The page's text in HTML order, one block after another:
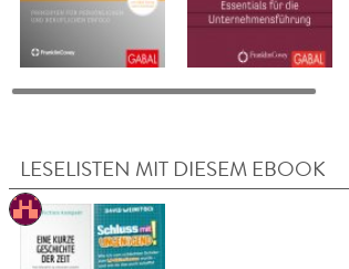
LESELISTEN MIT DIESEM EBOOK